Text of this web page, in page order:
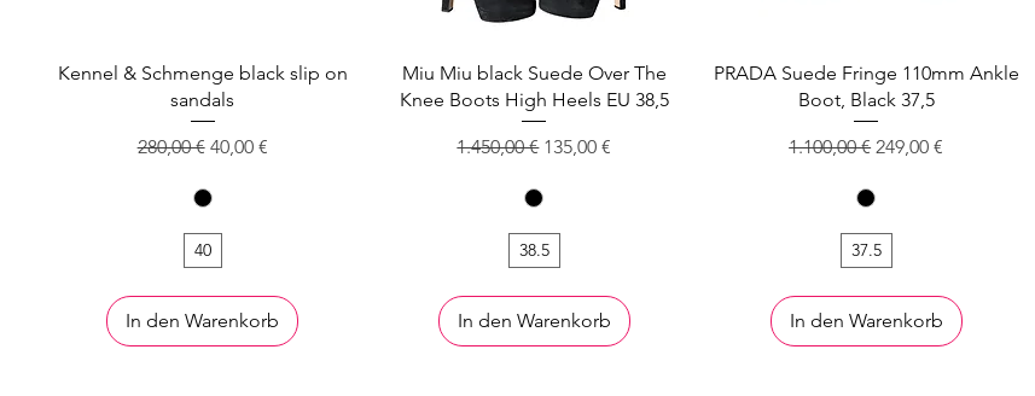
Kennel & Schmenge black slip on
sandals
Standardpreis
280,00 € Sale-Preis
40,00 €
40
In den Warenkorb
Miu Miu black Suede Over The
Knee Boots High Heels EU 38,5
Standardpreis
1.450,00 € Sale-Preis
135,00 €
38.5
In den Warenkorb
PRADA Suede Fringe 110mm Ankle
Boot, Black 37,5
Standardpreis
1.100,00 € Sale-Preis
249,00 €
37.5
In den Warenkorb